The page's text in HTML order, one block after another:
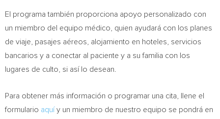
El programa también proporciona apoyo personalizado con
un miembro del equipo médico, quien ayudará con los planes
de viaje, pasajes aéreos, alojamiento en hoteles, servicios
bancarios y a conectar al paciente y a su familia con los
lugares de culto, si así lo desean.
Para obtener más información o programar una cita, llene el
formulario aquí y un miembro de nuestro equipo se pondrá en